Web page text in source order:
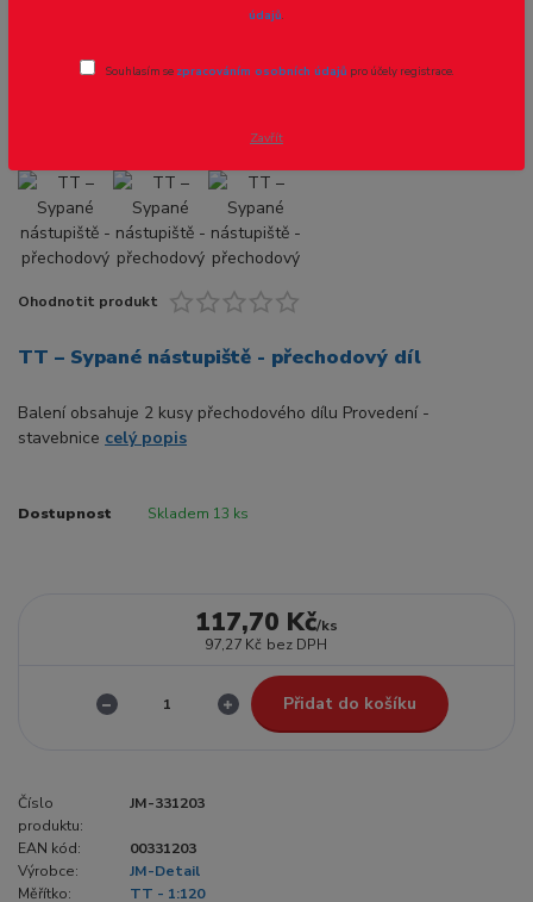
Ohodnotit produkt
TT – Sypané nástupiště - přechodový díl
Balení obsahuje 2 kusy přechodového dílu Provedení -
stavebnice celý popis
Dostupnost Skladem 13 ks
117,70 Kč/ks
97,27 Kč bez DPH
Přidat do košíku
Číslo
produktu:
JM-331203
EAN kód:
00331203
Výrobce:
JM-Detail
Měřítko:
TT - 1:120
údajů.
Souhlasím se zpracováním osobních údajů pro účely registrace.
Zavřít